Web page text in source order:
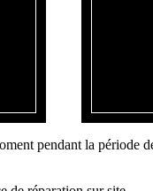
pendant la